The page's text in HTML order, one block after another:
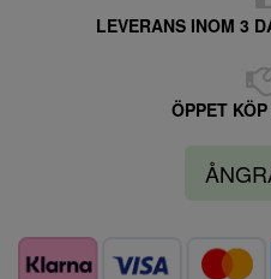
LEVERANS INOM 3
ÖPPET